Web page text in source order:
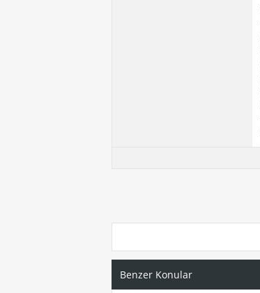
Benzer Konular